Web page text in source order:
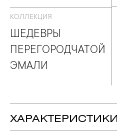
КОЛЛЕКЦИЯ
ШЕДЕВРЫ
ПЕРЕГОРОДЧАТОЙ
ЭМАЛИ
ХАРАКТЕРИСТИКИ